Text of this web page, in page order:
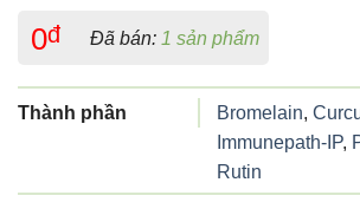
dựa trên
đánh giá
0đ Đã bán: 1 sản phẩm
Thành phần Bromelain,
Immunepath-IP,
Rutin